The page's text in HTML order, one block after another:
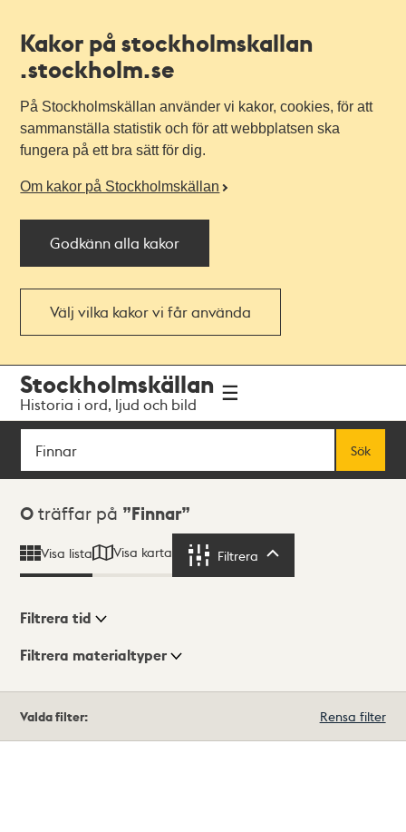
Kakor på stockholmskallan
.stockholm.se
På Stockholmskällan använder vi kakor, cookies, för att
sammanställa statistik och för att webbplatsen ska
fungera på ett bra sätt för dig.
Om kakor på Stockholmskällan
Godkänn alla kakor
Välj vilka kakor vi får använda
navigationen
huvudinnehållet
Stockholmskällan
Historia i ord, ljud och bild
Sök
Sök
Sökresultat
0 träffar på Finnar
Visa lista Visa karta Filtrera
Visningsläge
Filtrera tid
Filtrera materialtyper
träffar
Valda filter: Rensa filter